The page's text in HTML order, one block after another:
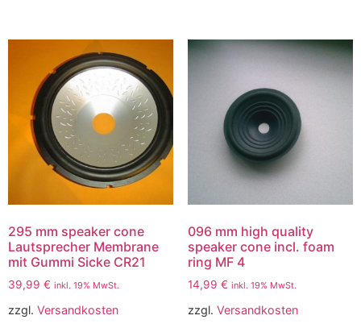
295 mm speaker cone
Lautsprecher Membrane
mit Gummi Sicke CR21
39,99 € inkl. 19% MwSt.
zzgl. Versandkosten
096 mm high quality
speaker cone incl. foam
ring MF 4
14,99 € inkl. 19% MwSt.
zzgl. Versandkosten